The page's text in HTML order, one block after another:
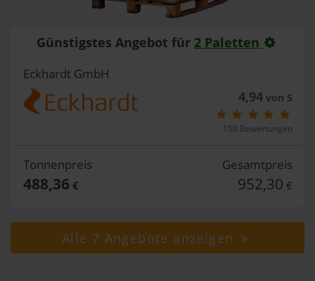
Günstigstes Angebot für 2 Paletten
Eckhardt GmbH
4,94von 5
150 Bewertungen
Tonnenpreis
488,36 €
Gesamtpreis
952,30 €
Alle 7 Angebote anzeigen